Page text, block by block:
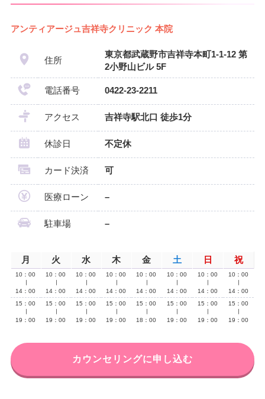
アンティアージュ吉祥寺クリニック 本院
住所
東京都武蔵野市吉祥寺本町1-1-12 第
2小野山ビル 5F
電話番号 0422-23-2211
アクセス 吉祥寺駅北口 徒歩1分
休診日 不定休
カード決済 可
医療ローン –
駐車場 –
月 火 水 木 金 土 日 祝
10：00
14：00
10：00
14：00
10：00
14：00
10：00
14：00
10：00
14：00
10：00
14：00
10：00
14：00
10：00
14：00
15：00
19：00
15：00
19：00
15：00
19：00
15：00
19：00
15：00
18：00
15：00
19：00
15：00
19：00
15：00
19：00
カウンセリングに申し込む